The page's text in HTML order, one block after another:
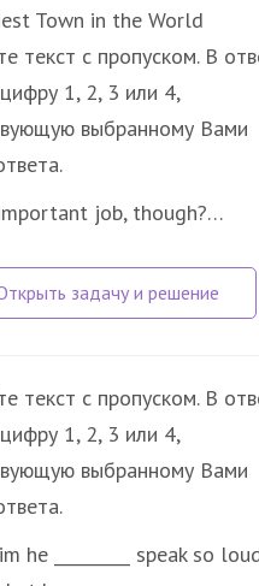
Town in the World
текст с пропуском. В
1, 2, 3 или 4,
выбранному Вами
job, though?…
текст с пропуском. В
1, 2, 3 или 4,
выбранному Вами
he _________ speak so